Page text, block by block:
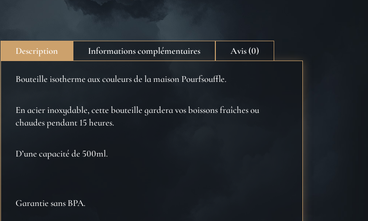
Blason
Potter
Description Informations complémentaires Avis (0)
Bouteille isotherme aux couleurs de la maison Pourfsouffle.
En acier inoxydable, cette bouteille gardera vos boissons fraîches ou
chaudes pendant 15 heures.
D’une capacité de 500ml.
Garantie sans BPA.